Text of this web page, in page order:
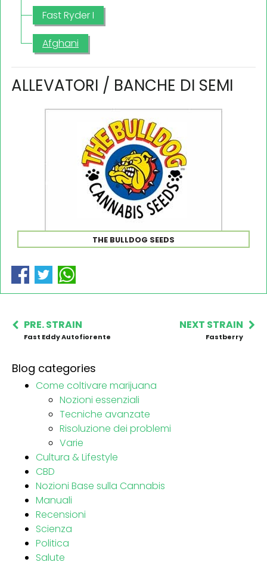
Fast Ryder I
Afghani
ALLEVATORI / BANCHE DI SEMI
THE BULLDOG SEEDS
PRE. STRAIN
Fast Eddy Autofiorente
NEXT STRAIN
Fastberry
Blog categories
Come coltivare marijuana
Nozioni essenziali
Tecniche avanzate
Risoluzione dei problemi
Varie
Cultura & Lifestyle
CBD
Nozioni Base sulla Cannabis
Manuali
Recensioni
Scienza
Politica
Salute